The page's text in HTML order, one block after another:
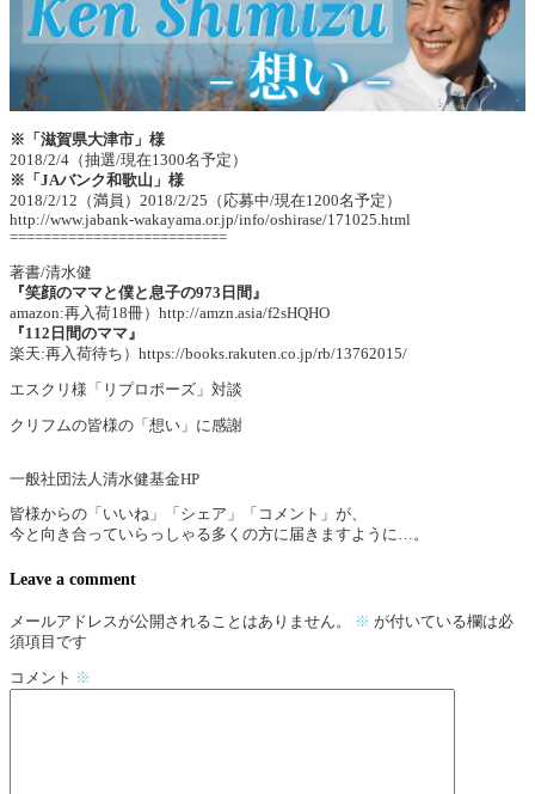
※「滋賀県大津市」様
2018/2/4（抽選/現在1300名予定）
※「JAバンク和歌山」様
2018/2/12（満員）2018/2/25（応募中/現在1200名予定）
http://www.jabank-wakayama.or.jp/info/oshirase/171025.html
==========================
著書/清水健
『笑顔のママと僕と息子の973日間』
amazon:再入荷18冊） http://amzn.asia/f2sHQHO
『112日間のママ』
楽天:再入荷待ち） https://books.rakuten.co.jp/rb/13762015/
エスクリ様「リプロポーズ」対談
クリフムの皆様の「想い」に感謝
一般社団法人清水健基金HP
皆様からの「いいね」「シェア」「コメント」が、
今と向き合っていらっしゃる多くの方に届きますように…。
Leave a comment
メールアドレスが公開されることはありません。 ※ が付いている欄は必
須項目です
コメント ※